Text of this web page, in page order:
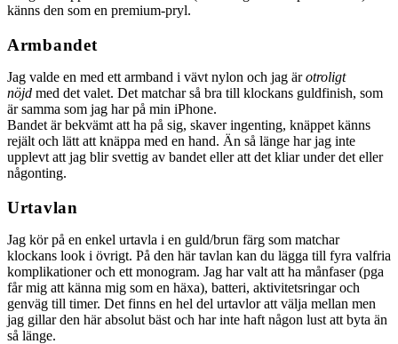
känns den som en premium-pryl.
Armbandet
Jag valde en med ett armband i vävt nylon och jag ärotroligt
nöjd med det valet. Det matchar så bra till klockans guldfinish, som
är samma som jag har på min iPhone.
Bandet är bekvämt att ha på sig, skaver ingenting, knäppet känns
rejält och lätt att knäppa med en hand. Än så länge har jag inte
upplevt att jag blir svettig av bandet eller att det kliar under det eller
någonting.
Urtavlan
Jag kör på en enkel urtavla i en guld/brun färg som matchar
klockans look i övrigt. På den här tavlan kan du lägga till fyra valfria
komplikationer och ett monogram. Jag har valt att ha månfaser (pga
får mig att känna mig som en häxa), batteri, aktivitetsringar och
genväg till timer. Det finns en hel del urtavlor att välja mellan men
jag gillar den här absolut bäst och har inte haft någon lust att byta än
så länge.